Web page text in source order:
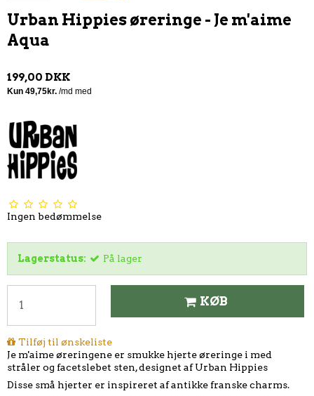
Urban Hippies øreringe - Je m'aime
Aqua
199,00 DKK
Ingen bedømmelse
Lagerstatus: På lager
KØB
Tilføj til ønskeliste
Je m'aime øreringene er smukke hjerte øreringe i med
stråler og facetslebet sten, designet af Urban Hippies
Disse små hjerter er inspireret af antikke franske charms.